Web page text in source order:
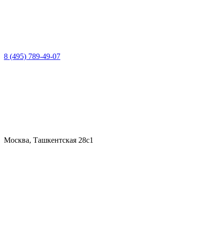
8 (495) 789-49-07
Москва, Ташкентская 28с1